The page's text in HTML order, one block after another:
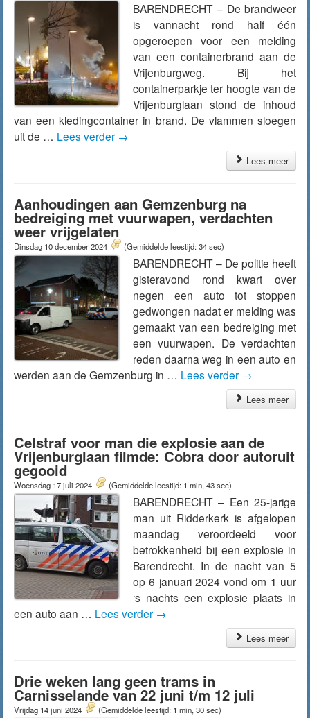
BARENDRECHT – De brandweer
is vannacht rond half één
opgeroepen voor een melding
van een containerbrand aan de
Vrijenburgweg. Bij het
containerparkje ter hoogte van de
Vrijenburglaan stond de inhoud
van een kledingcontainer in brand. De vlammen sloegen
uit de … Lees verder →
Lees meer
Aanhoudingen aan Gemzenburg na
bedreiging met vuurwapen, verdachten
weer vrijgelaten
Dinsdag 10 december 2024 (Gemiddelde leestijd: 34 sec)
BARENDRECHT – De politie heeft
gisteravond rond kwart over
negen een auto tot stoppen
gedwongen nadat er melding was
gemaakt van een bedreiging met
een vuurwapen. De verdachten
reden daarna weg in een auto en
werden aan de Gemzenburg in … Lees verder →
Lees meer
Celstraf voor man die explosie aan de
Vrijenburglaan filmde: Cobra door autoruit
gegooid
Woensdag 17 juli 2024 (Gemiddelde leestijd: 1 min, 43 sec)
BARENDRECHT – Een 25-jarige
man uit Ridderkerk is afgelopen
maandag veroordeeld voor
betrokkenheid bij een explosie in
Barendrecht. In de nacht van 5
op 6 januari 2024 vond om 1 uur
‘s nachts een explosie plaats in
een auto aan … Lees verder →
Lees meer
Drie weken lang geen trams in
Carnisselande van 22 juni t/m 12 juli
Vrijdag 14 juni 2024 (Gemiddelde leestijd: 1 min, 30 sec)